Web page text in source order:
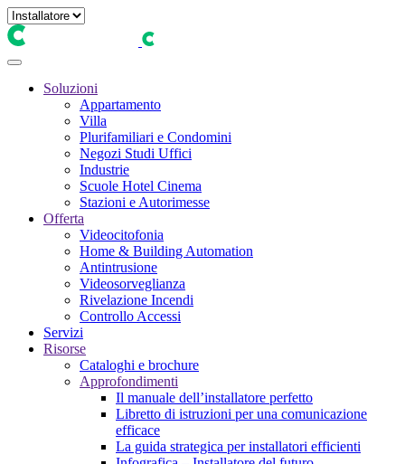
Soluzioni
Appartamento
Villa
Plurifamiliari e Condomini
Negozi Studi Uffici
Industrie
Scuole Hotel Cinema
Stazioni e Autorimesse
Offerta
Videocitofonia
Home & Building Automation
Antintrusione
Videosorveglianza
Rivelazione Incendi
Controllo Accessi
Servizi
Risorse
Cataloghi e brochure
Approfondimenti
Il manuale dell’installatore perfetto
Libretto di istruzioni per una comunicazione
efficace
La guida strategica per installatori efficienti